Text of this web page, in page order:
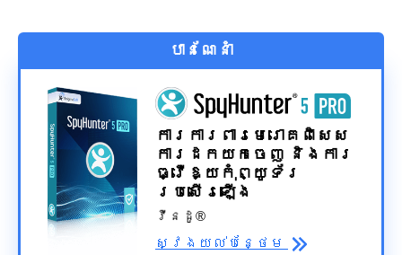
បានណែនាំ
ការការពារមេរោគពិសេស
ការដកយកចេញ និងការ
ធ្វើឱ្យកុំព្យូទ័រ
ប្រសើរឡើង
វីនដូ®
ស្វែង​យល់​បន្ថែម